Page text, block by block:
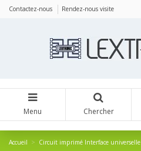
Contactez-nous Rendez-nous visite
Menu Chercher
Accueil Circuit imprimé Interface universelle
Panneau de gestion des cookies